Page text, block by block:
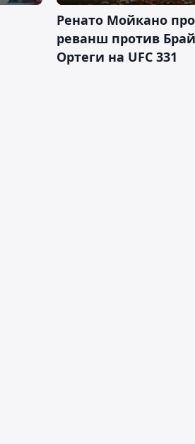
Ренато Мойкано
реванш против
Ортеги на UFC 331